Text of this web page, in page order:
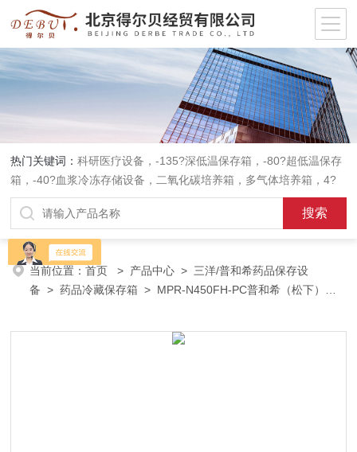
热门关键词：科研医疗设备，-135?深低温保存箱，-80?超低温保存
箱，-40?血浆冷冻存储设备，二氧化碳培养箱，多气体培养箱，4?
血液冷藏箱，药品冷藏箱；实验室设备，环境实验箱，植物培养箱，
高温恒温培养箱，低温恒温培养箱，碎花型制冰机；消毒灭菌设备，
高压蒸汽灭菌器等。
当前位置：首页 > 产品中心 > 三洋/普和希药品保存设
备 >药品冷藏保存箱 > MPR-N450FH-PC普和希（松下）药